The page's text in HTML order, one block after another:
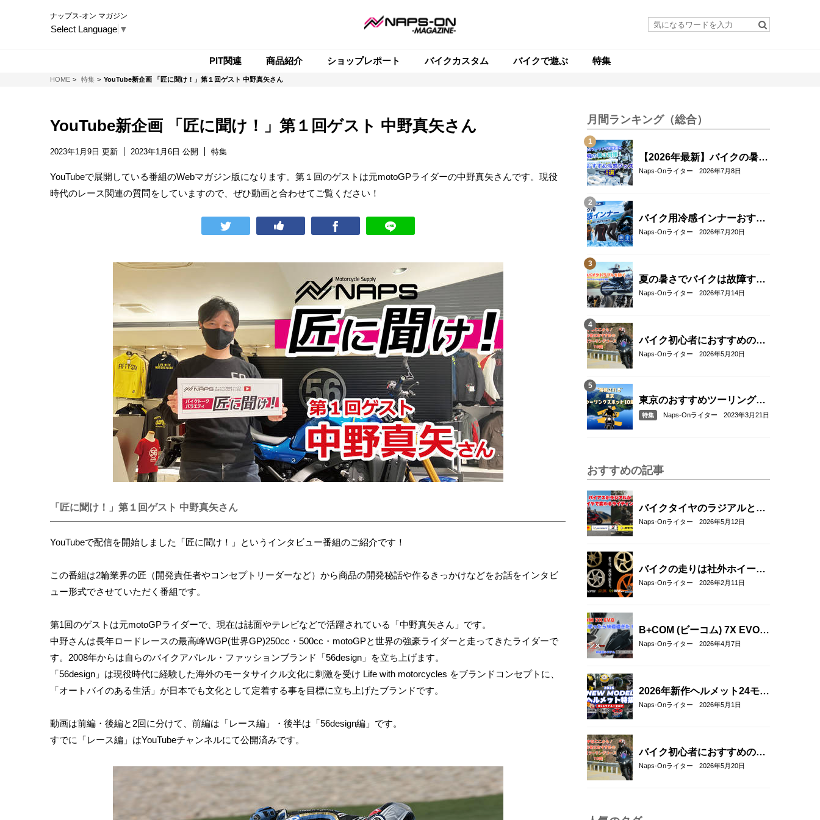
ナップス-オン マガジン
Select Language ▼
PIT関連 商品紹介 ショップレポート バイクカスタム バイクで遊ぶ 特集
HOMENAPS-ON マガジン
特集 YouTube新企画 「匠に聞け！」第１回ゲスト 中野真矢さん
YouTube新企画 「匠に聞け！」第１回ゲスト 中野真矢さん
2023年1月9日 更新 2023年1月6日 公開 特集
YouTubeで展開している番組のWebマガジン版になります。第１回のゲストは元motoGPライダーの中野真矢さんです。現役
時代のレース関連の質問をしていますので、ぜひ動画と合わせてご覧ください！
「匠に聞け！」第１回ゲスト 中野真矢さん
YouTubeで配信を開始しました「匠に聞け！」というインタビュー番組のご紹介です！
この番組は2輪業界の匠（開発責任者やコンセプトリーダーなど）から商品の開発秘話や作るきっかけなどをお話をインタビ
ュー形式でさせていただく番組です。
第1回のゲストは元motoGPライダーで、現在は誌面やテレビなどで活躍されている「中野真矢さん」です。
中野さんは長年ロードレースの最高峰WGP(世界GP)250cc・500cc・motoGPと世界の強豪ライダーと走ってきたライダーで
す。2008年からは自らのバイクアパレル・ファッションブランド「56design」を立ち上げます。
「56design」は現役時代に経験した海外のモータサイクル文化に刺激を受け Life with motorcycles をブランドコンセプトに、
「オートバイのある生活」が日本でも文化として定着する事を目標に立ち上げたブランドです。
動画は前編・後編と2回に分けて、前編は「レース編」・後半は「56design編」です。
すでに「レース編」はYouTubeチャンネルにて公開済みです。
月間ランキング（総合）
【2026年最新】バイクの暑さ
対策・冷感グッズおすすめ8
Naps-Onライター 2026年7月8日
バイク用冷感インナーおすす
め22選！夏のツーリングを快
Naps-Onライター 2026年7月20日
夏の暑さでバイクは故障す
る？起こりやすいトラブルと
Naps-Onライター 2026年7月14日
バイク初心者におすすめの関
東近郊ツーリングコース10選
Naps-Onライター 2026年5月20日
東京のおすすめツーリングス
ポット10選
特集 Naps-Onライター 2023年3月21日
おすすめの記事
バイクタイヤのラジアルとバ
イアスの違いとは？特徴・選
Naps-Onライター 2026年5月12日
バイクの走りは社外ホイール
への交換でここまで変わる｜
Naps-Onライター 2026年2月11日
B+COM (ビーコム) 7X EVOを
実際に使ってみた！新通信方
Naps-Onライター 2026年4月7日
2026年新作ヘルメット24モデ
ル一挙紹介！アラ
Naps-Onライター 2026年5月1日
バイク初心者におすすめの関
東近郊ツーリングコース10選
Naps-Onライター 2026年5月20日